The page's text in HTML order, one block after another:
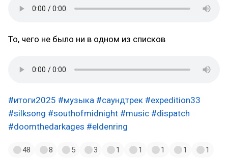
То, чего не было ни в одном из списков
#итоги2025 #музыка #саундтрек #expedition33
#silksong #southofmidnight #music #dispatch
#doomthedarkages #eldenring
48 8 5 3 1 1 1 1 1